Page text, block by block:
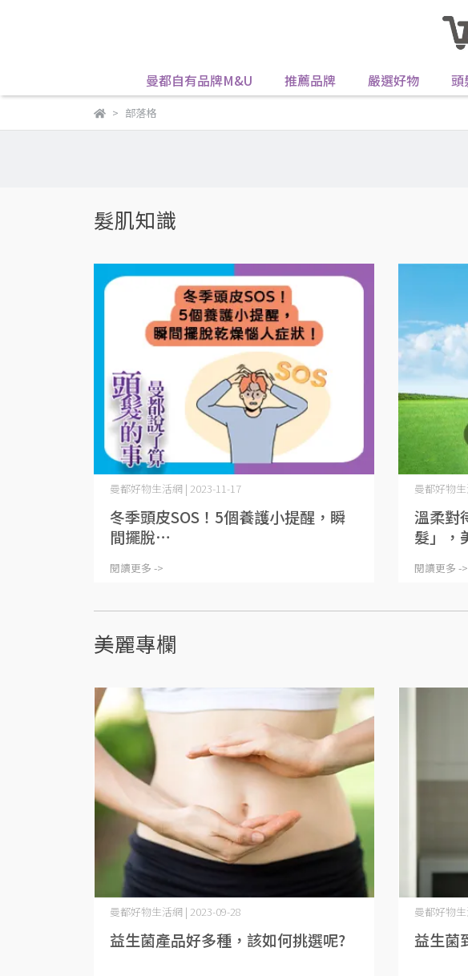
曼都自有品牌M&U 推薦品牌 嚴選好物 頭
部落格
髮肌知識
曼都好物生活網 | 2023-11-17
冬季頭皮SOS！5個養護小提醒，瞬
間擺脫⋯
閱讀更多 ->
曼都好物
溫柔對
髮」，
閱讀更多 ->
美麗專欄
曼都好物生活網 | 2023-09-28
益生菌產品好多種，該如何挑選呢?
曼都好物
益生菌